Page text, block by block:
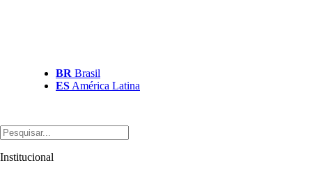
BR Brasil
ES América Latina
Institucional